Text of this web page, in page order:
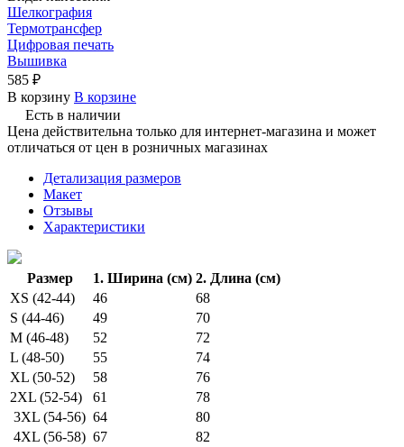
Шелкография
Термотрансфер
Цифровая печать
Вышивка
585 ₽
В корзину В корзине
Есть в наличии
Цена действительна только для интернет-магазина и может
отличаться от цен в розничных магазинах
Детализация размеров
Макет
Отзывы
Характеристики
Размер 1. Ширина (см) 2. Длина (см)
XS (42-44)
46
68
S (44-46)
49
70
M (46-48)
52
72
L (48-50)
55
74
XL (50-52)
58
76
2XL (52-54)
61
78
3XL (54-56) 64
80
4XL (56-58) 67
82